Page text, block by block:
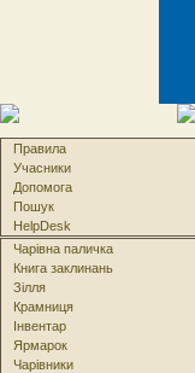
Правила
Учасники
Допомога
Пошук
HelpDesk
Чарівна паличка
Книга заклинань
Зілля
Крамниця
Інвентар
Ярмарок
Чарівники